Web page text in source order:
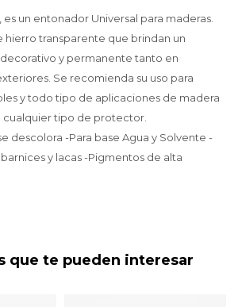
es un entonador Universal para maderas.
hierro transparente que brindan un
y permanente tanto en
Se recomienda su uso para
y todo tipo de aplicaciones de madera
cualquier tipo de protector.
descolora -Para base Agua y Solvente -
y lacas -Pigmentos de alta
que te pueden interesar